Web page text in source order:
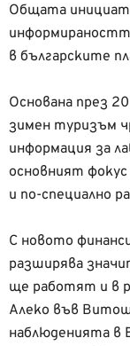
Общата
в българските
Основана през
зимен туризъм
информация за
основният
и по-специално
С новото
разширява
ще работят и в
Алеко във
наблюденията в